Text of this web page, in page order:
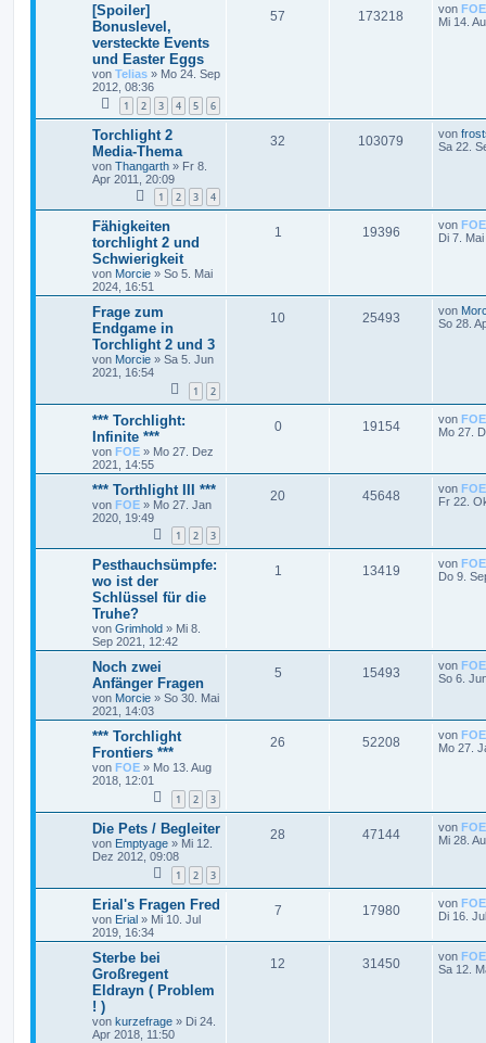
[Spoiler]
Bonuslevel,
versteckte Events
und Easter Eggs
von Telias » Mo 24. Sep
2012, 08:36
1 2 3 4 5 6
57 173218 von FOE
Mi 14.
Torchlight 2
Media-Thema
von Thangarth » Fr 8.
Apr 2011, 20:09
1 2 3 4
32 103079 von
Sa 22.
Fähigkeiten
torchlight 2 und
Schwierigkeit
von Morcie » So 5. Mai
2024, 16:51
1 19396 von FOE
Di 7.
Frage zum
Endgame in
Torchlight 2 und 3
von Morcie » Sa 5. Jun
2021, 16:54
1 2
10 25493 von
So 28.
*** Torchlight:
Infinite ***
von FOE » Mo 27. Dez
2021, 14:55
0 19154 von FOE
Mo 27.
*** Torthlight III ***
von FOE » Mo 27. Jan
2020, 19:49
1 2 3
20 45648 von FOE
Fr 22.
Pesthauchsümpfe:
wo ist der
Schlüssel für die
Truhe?
von Grimhold » Mi 8.
Sep 2021, 12:42
1 13419 von FOE
Do 9.
Noch zwei
Anfänger Fragen
von Morcie » So 30. Mai
2021, 14:03
5 15493 von FOE
So 6.
*** Torchlight
Frontiers ***
von FOE » Mo 13. Aug
2018, 12:01
1 2 3
26 52208 von FOE
Mo 27.
Die Pets / Begleiter
von Emptyage » Mi 12.
Dez 2012, 09:08
1 2 3
28 47144 von FOE
Mi 28.
Erial's Fragen Fred
von Erial » Mi 10. Jul
2019, 16:34
7 17980 von FOE
Di 16.
Sterbe bei
Großregent
Eldrayn ( Problem
! )
von kurzefrage » Di 24.
Apr 2018, 11:50
12 31450 von FOE
Sa 12.